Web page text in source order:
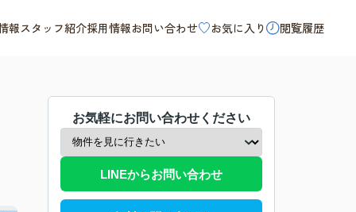
報スタッフ紹介採用情報お問い合わせ お気に入り 閲覧履歴
お気軽にお問い合わせください
LINEからお問い合わせ